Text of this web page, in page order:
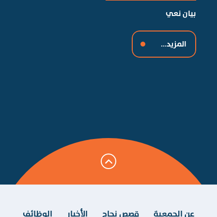
بيان نعي
المزيد...
عن الجمعية قصص نجاح الأخبار الوظائف